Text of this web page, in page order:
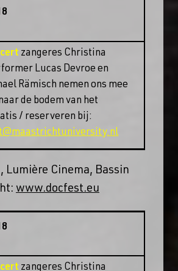
zangeres Christina
Lucas Devroe en
Rämisch nemen ons mee
de bodem van het
/ reserveren bij:
Lumière Cinema, Bassin
www.docfest.eu
zangeres Christina